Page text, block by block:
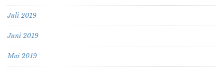
Juli 2019
Juni 2019
Mai 2019